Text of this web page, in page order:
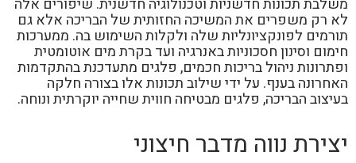
משלבת תכונות חדשניות וטכנולוגיה חדשנית. שיפורים אלה
לא רק משפרים את המשיכה החזותית של הבריכה אלא גם
תורמים לפונקציונליות שלה ולקלות השימוש בה. ממערכות
חימום וסינון חסכוניות באנרגיה ועד בקרת מים אוטומטית
ופתרונות ניהול בריכות חכמים, פלגים מתעדכנת בהתקדמות
האחרונה בענף. על ידי שילוב תכונות אלו בצורה חלקה
בעיצוב הבריכה, פלגים מבטיחה חווית שחייה יוקרתית ונוחה.
יצירת נווה מדבר חיצוני